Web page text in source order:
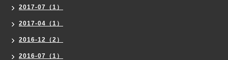
2017-07（1）
2017-04（1）
2016-12（2）
2016-07（1）